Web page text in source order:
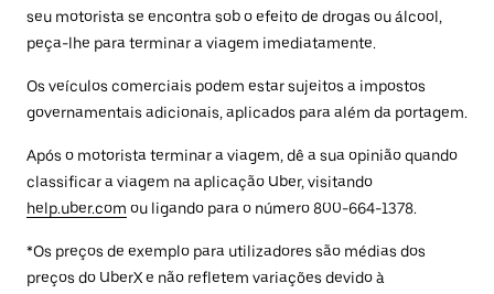
seu motorista se encontra sob o efeito de drogas ou álcool,
peça-lhe para terminar a viagem imediatamente.
Os veículos comerciais podem estar sujeitos a impostos
governamentais adicionais, aplicados para além da portagem.
Após o motorista terminar a viagem, dê a sua opinião quando
classificar a viagem na aplicação Uber, visitando
help.uber.com ou ligando para o número 800-664-1378.
*Os preços de exemplo para utilizadores são médias dos
preços do UberX e não refletem variações devido à